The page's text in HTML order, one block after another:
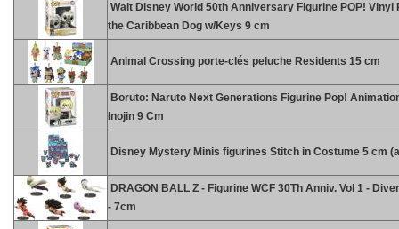
Walt Disney World 50th Anniversary Figurine POP! Vinyl
the Caribbean Dog w/Keys 9 cm
Animal Crossing porte-clés peluche Residents 15 cm
Boruto: Naruto Next Generations Figurine Pop!
Inojin 9 Cm
Disney Mystery Minis figurines Stitch in Costume 5 cm
DRAGON BALL Z - Figurine WCF 30Th Anniv. Vol 1 -
- 7cm